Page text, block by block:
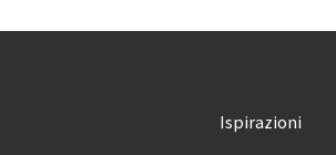
Ispirazioni